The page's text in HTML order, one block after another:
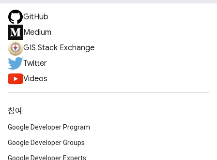
GitHub
Medium
GIS Stack Exchange
Twitter
Videos
참여
Google Developer Program
Google Developer Groups
Google Developer Experts